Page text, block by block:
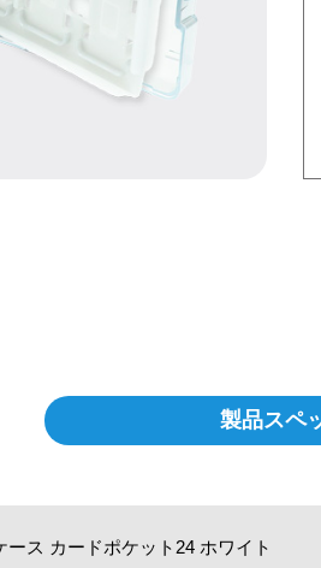
製品スペ
ス カードポケット24 ホワイト